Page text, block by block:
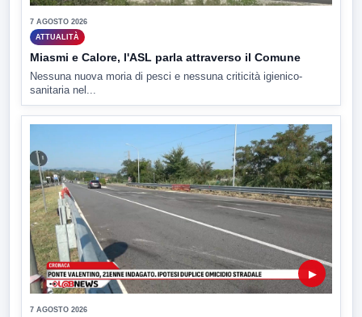
7 AGOSTO 2026
ATTUALITÀ
Miasmi e Calore, l'ASL parla attraverso il Comune
Nessuna nuova moria di pesci e nessuna criticità igienico-
sanitaria nel...
▶
7 AGOSTO 2026